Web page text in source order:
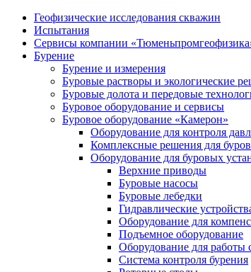
Геофизические исследования скважин
Испытания
Сервисы компании
Бурение
Бурение и измерения
Буровые растворы и экологические
Буровые долота и передовые
Буровое оборудование и сервисы
Буровое оборудование «Камерон»
Оборудование для контроля
Комплексные решения для
Оборудование для буровых
Верхние приводы
Буровые насосы
Буровые лебедки
Гидравлические
Оборудование для
Подъемное оборудование
Оборудование для работы
Система контроля бурения